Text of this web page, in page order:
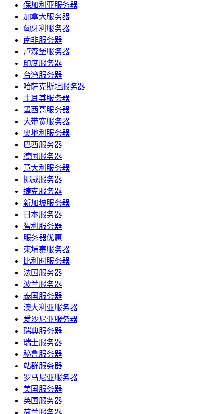
保加利亚服务器
加拿大服务器
匈牙利服务器
南非服务器
卢森堡服务器
印度服务器
台湾服务器
哈萨克斯坦服务器
土耳其服务器
墨西哥服务器
大带宽服务器
奥地利服务器
巴西服务器
德国服务器
意大利服务器
挪威服务器
捷克服务器
新加坡服务器
日本服务器
智利服务器
服务器优惠
柬埔寨服务器
比利时服务器
法国服务器
波兰服务器
泰国服务器
澳大利亚服务器
爱沙尼亚服务器
瑞典服务器
瑞士服务器
秘鲁服务器
站群服务器
罗马尼亚服务器
美国服务器
英国服务器
荷兰服务器